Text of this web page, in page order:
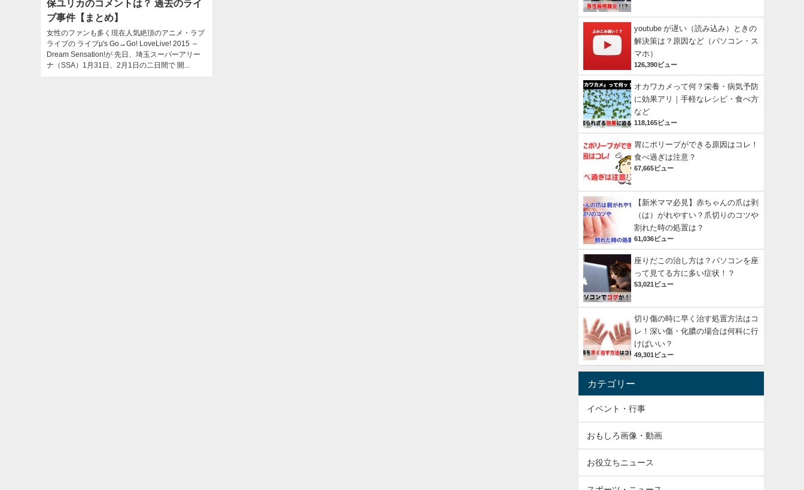
保ユリカのコメントは？ 過去のライ
ブ事件【まとめ】
女性のファンも多く現在人気絶頂のアニメ・ラブ
ライブの ライブμ's Go→Go! LoveLive! 2015 ～
Dream Sensation!が 先日、埼玉スーパーアリー
ナ（SSA）1月31日、2月1日の二日間で 開...
youtube が遅い（読み込み）ときの
解決策は？原因など（パソコン・ス
マホ）
126,390ビュー
オカワカメって何？栄養・病気予防
に効果アリ｜手軽なレシピ・食べ方
など
118,165ビュー
胃にポリープができる原因はコレ！
食べ過ぎは注意？
67,665ビュー
【新米ママ必見】赤ちゃんの爪は剥
（は）がれやすい？爪切りのコツや
割れた時の処置は？
61,036ビュー
座りだこの治し方は？パソコンを座
って見てる方に多い症状！？
53,021ビュー
切り傷の時に早く治す処置方法はコ
レ！深い傷・化膿の場合は何科に行
けばいい？
49,301ビュー
カテゴリー
イベント・行事
おもしろ画像・動画
お役立ちニュース